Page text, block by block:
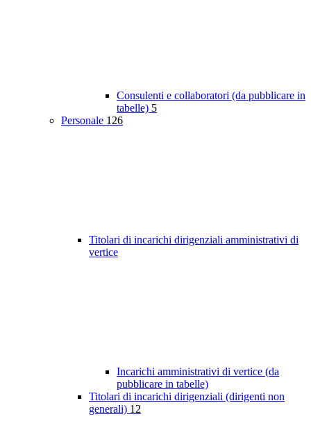
Consulenti e collaboratori (da pubblicare in
tabelle) 5
Personale 126
Titolari di incarichi dirigenziali amministrativi di
vertice
Incarichi amministrativi di vertice (da
pubblicare in tabelle)
Titolari di incarichi dirigenziali (dirigenti non
generali) 12